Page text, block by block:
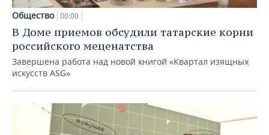
Общество 00:00
В Доме приемов обсудили татарские корни
российского меценатства
Завершена работа над новой книгой «Квартал изящных
искусств ASG»